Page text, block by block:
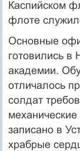
Каспийском
флоте
Основные
готовились в
академии.
отличалось
солдат
записано в
храбрые